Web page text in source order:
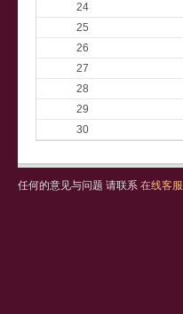
24
25
26
27
28
29
30
任何的意见与问题 请联系 在线客服